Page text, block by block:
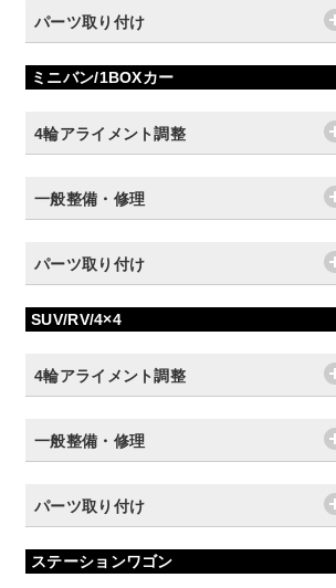
パーツ取り付け
ミニバン/1BOXカー
4輪アライメント調整
一般整備・修理
パーツ取り付け
SUV/RV/4×4
4輪アライメント調整
一般整備・修理
パーツ取り付け
ステーションワゴン